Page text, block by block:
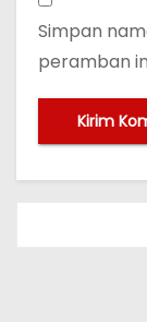
Simpan
peramban